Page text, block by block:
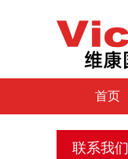
首页
联系我们